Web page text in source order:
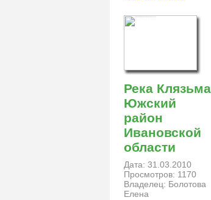
Река Клязьма
Южский
район
Ивановской
области
Дата: 31.03.2010
Просмотров: 1170
Владелец: Болотова
Елена